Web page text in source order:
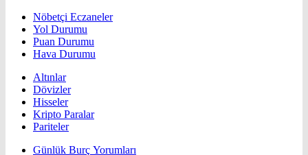
Nöbetçi Eczaneler
Yol Durumu
Puan Durumu
Hava Durumu
Altınlar
Dövizler
Hisseler
Kripto Paralar
Pariteler
Günlük Burç Yorumları